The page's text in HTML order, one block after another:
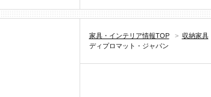
家具・インテリア情報TOP > 収納家具
ディプロマット・ジャパン